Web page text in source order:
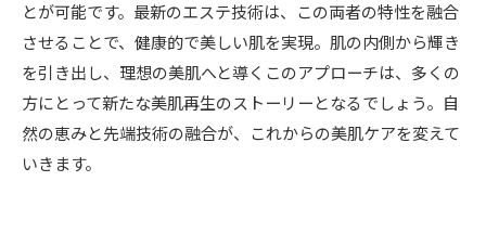
とが可能です。最新のエステ技術は、この両者の特性を融合
させることで、健康的で美しい肌を実現。肌の内側から輝き
を引き出し、理想の美肌へと導くこのアプローチは、多くの
方にとって新たな美肌再生のストーリーとなるでしょう。自
然の恵みと先端技術の融合が、これからの美肌ケアを変えて
いきます。